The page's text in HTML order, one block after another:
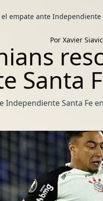
empate ante Independiente
Por Xavier
Santa
Santa Fe